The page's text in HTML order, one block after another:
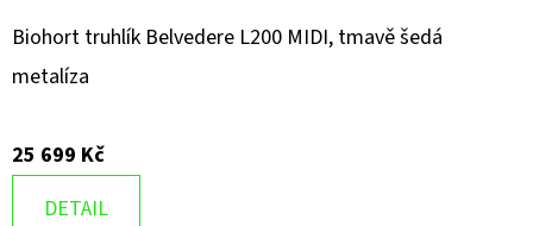
Biohort truhlík Belvedere L200 MIDI, tmavě šedá
metalíza
25 699 Kč
DETAIL